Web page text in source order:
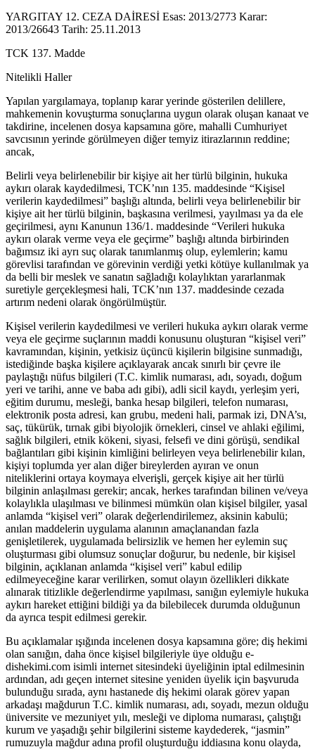
YARGITAY 12. CEZA DAİRESİ Esas: 2013/2773 Karar:
2013/26643 Tarih: 25.11.2013
TCK 137. Madde
Nitelikli Haller
Yapılan yargılamaya, toplanıp karar yerinde gösterilen delillere,
mahkemenin kovuşturma sonuçlarına uygun olarak oluşan kanaat ve
takdirine, incelenen dosya kapsamına göre, mahalli Cumhuriyet
savcısının yerinde görülmeyen diğer temyiz itirazlarının reddine;
ancak,
Belirli veya belirlenebilir bir kişiye ait her türlü bilginin, hukuka
aykırı olarak kaydedilmesi, TCK’nın 135. maddesinde “Kişisel
verilerin kaydedilmesi” başlığı altında, belirli veya belirlenebilir bir
kişiye ait her türlü bilginin, başkasına verilmesi, yayılması ya da ele
geçirilmesi, aynı Kanunun 136/1. maddesinde “Verileri hukuka
aykırı olarak verme veya ele geçirme” başlığı altında birbirinden
bağımsız iki ayrı suç olarak tanımlanmış olup, eylemlerin; kamu
görevlisi tarafından ve görevinin verdiği yetki kötüye kullanılmak ya
da belli bir meslek ve sanatın sağladığı kolaylıktan yararlanmak
suretiyle gerçekleşmesi hali, TCK’nın 137. maddesinde cezada
artırım nedeni olarak öngörülmüştür.
Kişisel verilerin kaydedilmesi ve verileri hukuka aykırı olarak verme
veya ele geçirme suçlarının maddi konusunu oluşturan “kişisel veri”
kavramından, kişinin, yetkisiz üçüncü kişilerin bilgisine sunmadığı,
istediğinde başka kişilere açıklayarak ancak sınırlı bir çevre ile
paylaştığı nüfus bilgileri (T.C. kimlik numarası, adı, soyadı, doğum
yeri ve tarihi, anne ve baba adı gibi), adli sicil kaydı, yerleşim yeri,
eğitim durumu, mesleği, banka hesap bilgileri, telefon numarası,
elektronik posta adresi, kan grubu, medeni hali, parmak izi, DNA’sı,
saç, tükürük, tırnak gibi biyolojik örnekleri, cinsel ve ahlaki eğilimi,
sağlık bilgileri, etnik kökeni, siyasi, felsefi ve dini görüşü, sendikal
bağlantıları gibi kişinin kimliğini belirleyen veya belirlenebilir kılan,
kişiyi toplumda yer alan diğer bireylerden ayıran ve onun
niteliklerini ortaya koymaya elverişli, gerçek kişiye ait her türlü
bilginin anlaşılması gerekir; ancak, herkes tarafından bilinen ve/veya
kolaylıkla ulaşılması ve bilinmesi mümkün olan kişisel bilgiler, yasal
anlamda “kişisel veri” olarak değerlendirilemez, aksinin kabulü;
anılan maddelerin uygulama alanının amaçlanandan fazla
genişletilerek, uygulamada belirsizlik ve hemen her eylemin suç
oluşturması gibi olumsuz sonuçlar doğurur, bu nedenle, bir kişisel
bilginin, açıklanan anlamda “kişisel veri” kabul edilip
edilmeyeceğine karar verilirken, somut olayın özellikleri dikkate
alınarak titizlikle değerlendirme yapılması, sanığın eylemiyle hukuka
aykırı hareket ettiğini bildiği ya da bilebilecek durumda olduğunun
da ayrıca tespit edilmesi gerekir.
Bu açıklamalar ışığında incelenen dosya kapsamına göre; diş hekimi
olan sanığın, daha önce kişisel bilgileriyle üye olduğu e-
dishekimi.com isimli internet sitesindeki üyeliğinin iptal edilmesinin
ardından, adı geçen internet sitesine yeniden üyelik için başvuruda
bulunduğu sırada, aynı hastanede diş hekimi olarak görev yapan
arkadaşı mağdurun T.C. kimlik numarası, adı, soyadı, mezun olduğu
üniversite ve mezuniyet yılı, mesleği ve diploma numarası, çalıştığı
kurum ve yaşadığı şehir bilgilerini sisteme kaydederek, “jasmin”
rumuzuyla mağdur adına profil oluşturduğu iddiasına konu olayda,